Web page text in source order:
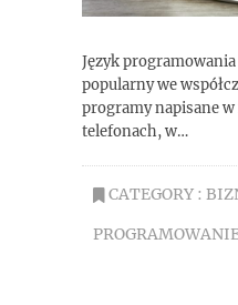
Język programowania
popularny we
programy napisane
telefonach, w…
CATEGORY :